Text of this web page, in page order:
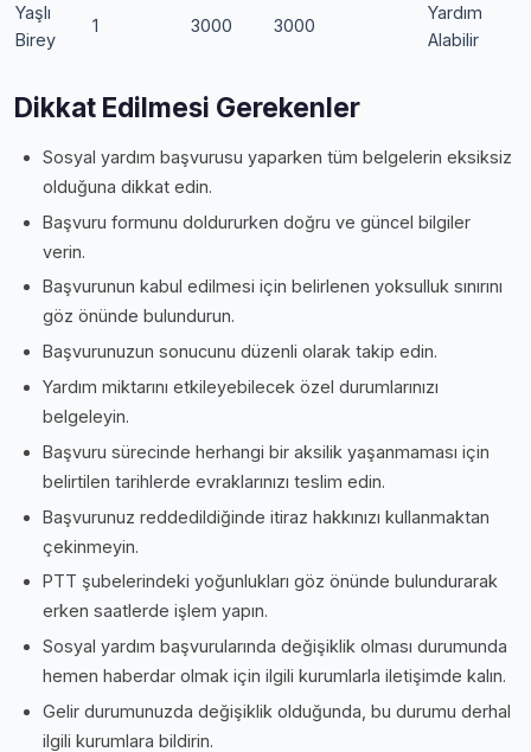
Yaşlı
Birey
1 3000 3000
Yardım
Alabilir
Dikkat Edilmesi Gerekenler
Sosyal yardım başvurusu yaparken tüm belgelerin eksiksiz
olduğuna dikkat edin.
Başvuru formunu doldururken doğru ve güncel bilgiler
verin.
Başvurunun kabul edilmesi için belirlenen yoksulluk sınırını
göz önünde bulundurun.
Başvurunuzun sonucunu düzenli olarak takip edin.
Yardım miktarını etkileyebilecek özel durumlarınızı
belgeleyin.
Başvuru sürecinde herhangi bir aksilik yaşanmaması için
belirtilen tarihlerde evraklarınızı teslim edin.
Başvurunuz reddedildiğinde itiraz hakkınızı kullanmaktan
çekinmeyin.
PTT şubelerindeki yoğunlukları göz önünde bulundurarak
erken saatlerde işlem yapın.
Sosyal yardım başvurularında değişiklik olması durumunda
hemen haberdar olmak için ilgili kurumlarla iletişimde kalın.
Gelir durumunuzda değişiklik olduğunda, bu durumu derhal
ilgili kurumlara bildirin.